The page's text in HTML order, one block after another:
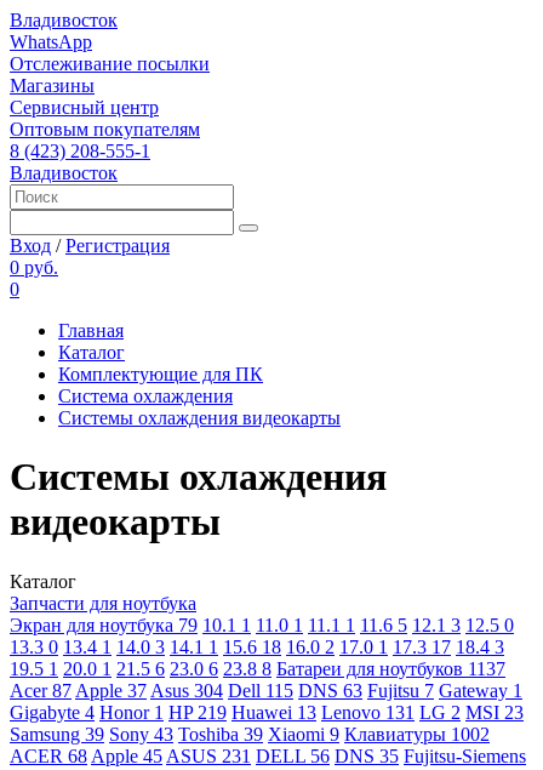
Владивосток
WhatsApp
Отслеживание посылки
Магазины
Сервисный центр
Оптовым покупателям
8 (423) 208-555-1
Владивосток
Вход /Регистрация
0 руб.
0
Главная
Каталог
Комплектующие для ПК
Система охлаждения
Системы охлаждения видеокарты
Системы охлаждения
видеокарты
Каталог
Запчасти для ноутбука
Экран для ноутбука 79 10.1 1 11.0 1 11.1 1 11.6 5 12.1 3 12.5 0
13.3 0 13.4 1 14.0 3 14.1 1 15.6 18 16.0 2 17.0 1 17.3 17 18.4 3
19.5 1 20.0 1 21.5 6 23.0 6 23.8 8 Батареи для ноутбуков 1137
Acer87 Apple 37 Asus 304 Dell 115 DNS 63 Fujitsu 7 Gateway 1
Gigabyte 4 Honor 1 HP 219 Huawei 13 Lenovo 131 LG 2 MSI 23
Samsung 39 Sony 43 Toshiba 39 Xiaomi 9 Клавиатуры 1002
ACER 68 Apple 45 ASUS 231 DELL 56 DNS 35 Fujitsu-Siemens